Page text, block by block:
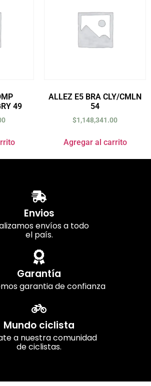
49
ALLEZ E5 BRA CLY/CMLN
54
$1,148,341.00
Agregar al carrito
Envios
envíos a todo
el país.
Garantía
garantia de confianza
Mundo ciclista
a nuestra comunidad
de ciclistas.